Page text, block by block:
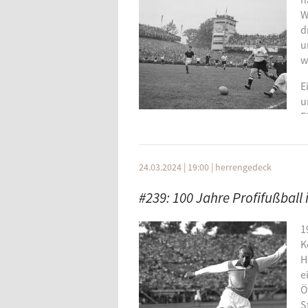
Half Man Half Biscuit :: All I Want
TV on the Radio :: Wolf Like Me
Kasabian :: Club Foot
The Skids :: The Saints Are Coming
Marcel Barsotti :: Wankdorf Stadium
Marcus Sommer :: Fritz Walter
Hyper :: Wankdorf 1956
24.03.2024 | 19:00 | herrengedeck
#239: 100 Jahre Profifußball